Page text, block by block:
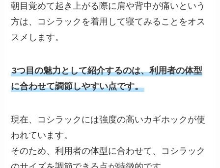
朝目覚めて起き上がる際に肩や背中が痛いという
方は、コシラックを着用して寝てみることをオス
スメします。
3つ目の魅力として紹介するのは、利用者の体型
に合わせて調節しやすい点です。
現在、コシラックには強度の高いカギホックが使
われています。
そのため、利用者の体型に合わせて、コシラック